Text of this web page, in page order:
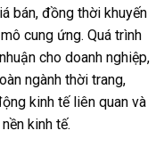
bán, đồng thời khuyến
cung ứng. Quá trình
cho doanh nghiệp,
ngành thời trang,
kinh tế liên quan và
kinh tế.